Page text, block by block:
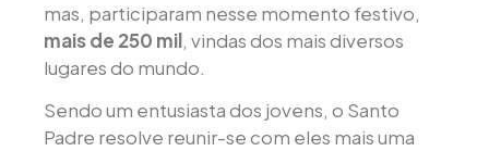
mas, participaram nesse momento festivo,
mais de 250 mil, vindas dos mais diversos
lugares do mundo.
Sendo um entusiasta dos jovens, o Santo
Padre resolve reunir-se com eles mais uma